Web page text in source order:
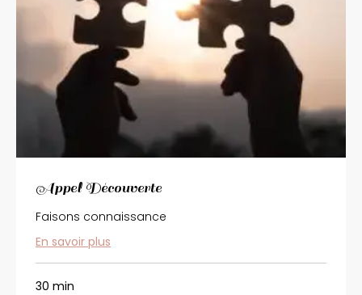
Appel Découverte
Faisons connaissance
En savoir plus
30 min